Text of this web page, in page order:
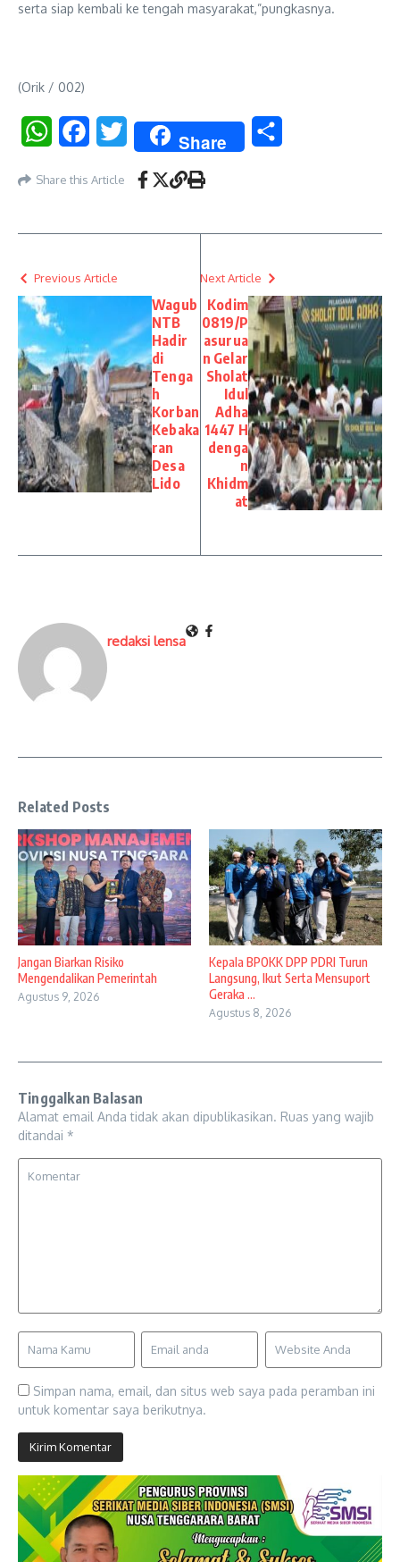
serta siap kembali ke tengah masyarakat,”pungkasnya.
(Orik / 002)
WhatsAppFacebookTwitter Share
Share this Article
Previous Article
Wagub
NTB
Hadir
di
Tenga
h
Korban
Kebaka
ran
Desa
Lido
Next Article
Kodim
0819/P
asurua
n Gelar
Sholat
Idul
Adha
1447 H
denga
n
Khidm
at
redaksi lensa
Related Posts
Jangan Biarkan Risiko
Mengendalikan Pemerintah
Agustus 9, 2026
Kepala BPOKK DPP PDRI Turun
Langsung, Ikut Serta Mensuport
Geraka ...
Agustus 8, 2026
Tinggalkan Balasan
Alamat email Anda tidak akan dipublikasikan. Ruas yang wajib
ditandai *
Simpan nama, email, dan situs web saya pada peramban ini
untuk komentar saya berikutnya.